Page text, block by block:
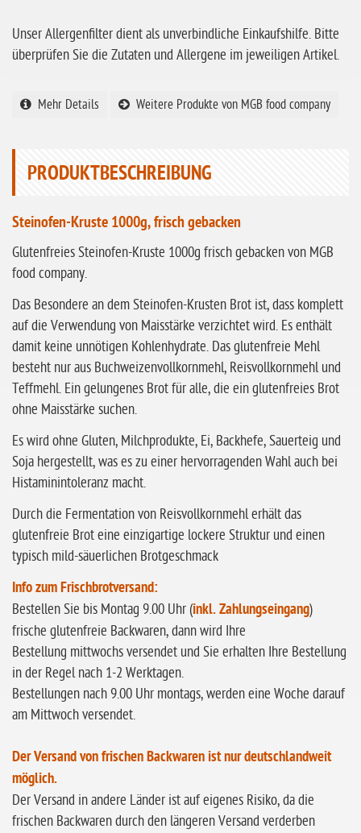
ohne Reis
ohne Senf
ohne Lupinen
ohne Buchweizen
ohne Vanille
ohne Knoblauch
ohne Sellerie
glutenfrei
ohne
Sonnenblumen
ohne Palmöl
Unser Allergenfilter dient als unverbindliche Einkaufshilfe. Bitte
überprüfen Sie die Zutaten und Allergene im jeweiligen Artikel.
Mehr Details Weitere Produkte von MGB food company
PRODUKTBESCHREIBUNG
Steinofen-Kruste 1000g, frisch gebacken
Glutenfreies Steinofen-Kruste 1000g frisch gebacken von MGB
food company.
Das Besondere an dem Steinofen-Krusten Brot ist, dass komplett
auf die Verwendung von Maisstärke verzichtet wird. Es enthält
damit keine unnötigen Kohlenhydrate. Das glutenfreie Mehl
besteht nur aus Buchweizenvollkornmehl, Reisvollkornmehl und
Teffmehl. Ein gelungenes Brot für alle, die ein glutenfreies Brot
ohne Maisstärke suchen.
Es wird ohne Gluten, Milchprodukte, Ei, Backhefe, Sauerteig und
Soja hergestellt, was es zu einer hervorragenden Wahl auch bei
Histaminintoleranz macht.
Durch die Fermentation von Reisvollkornmehl erhält das
glutenfreie Brot eine einzigartige lockere Struktur und einen
typisch mild-säuerlichen Brotgeschmack
Info zum Frischbrotversand:
Bestellen Sie bis Montag 9.00 Uhr (inkl. Zahlungseingang)
frische glutenfreie Backwaren, dann wird Ihre
Bestellung mittwochs versendet und Sie erhalten Ihre Bestellung
in der Regel nach 1-2 Werktagen.
Bestellungen nach 9.00 Uhr montags, werden eine Woche darauf
am Mittwoch versendet.
Der Versand von frischen Backwaren ist nur deutschlandweit
möglich.
Der Versand in andere Länder ist auf eigenes Risiko, da die
frischen Backwaren durch den längeren Versand verderben